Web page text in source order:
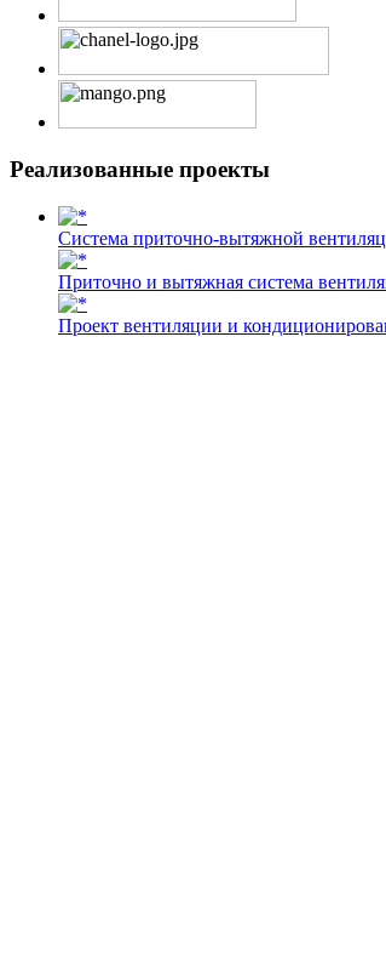
Реализованные проекты
Cистема приточно-вытяжной
Приточно и вытяжная система
Проект вентиляции и